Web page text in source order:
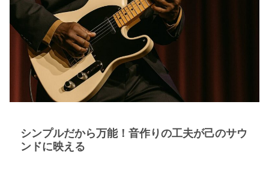
シンプルだから万能！音作りの工夫が己のサウ
ンドに映える